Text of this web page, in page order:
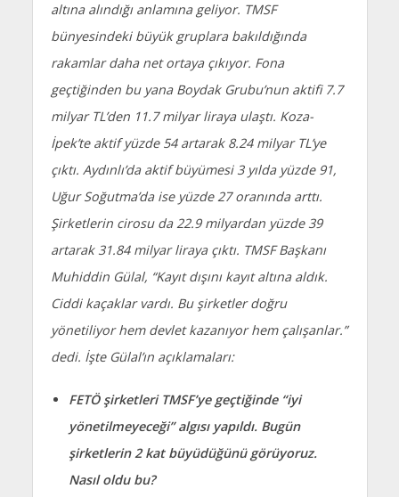
altına alındığı anlamına geliyor. TMSF
bünyesindeki büyük gruplara bakıldığında
rakamlar daha net ortaya çıkıyor. Fona
geçtiğinden bu yana Boydak Grubu’nun aktifi 7.7
milyar TL’den 11.7 milyar liraya ulaştı. Koza-
İpek’te aktif yüzde 54 artarak 8.24 milyar TL’ye
çıktı. Aydınlı’da aktif büyümesi 3 yılda yüzde 91,
Uğur Soğutma’da ise yüzde 27 oranında arttı.
Şirketlerin cirosu da 22.9 milyardan yüzde 39
artarak 31.84 milyar liraya çıktı. TMSF Başkanı
Muhiddin Gülal, “Kayıt dışını kayıt altına aldık.
Ciddi kaçaklar vardı. Bu şirketler doğru
yönetiliyor hem devlet kazanıyor hem çalışanlar.”
dedi. İşte Gülal’ın açıklamaları:
FETÖ şirketleri TMSF’ye geçtiğinde “iyi
yönetilmeyeceği” algısı yapıldı. Bugün
şirketlerin 2 kat büyüdüğünü görüyoruz.
Nasıl oldu bu?